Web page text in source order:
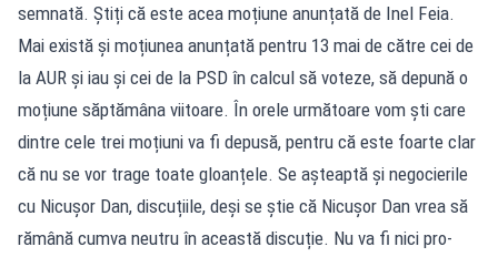
semnată. Știți că este acea moțiune anunțată de Inel Feia.
Mai există și moțiunea anunțată pentru 13 mai de către cei de
la AUR și iau și cei de la PSD în calcul să voteze, să depună o
moțiune săptămâna viitoare. În orele următoare vom ști care
dintre cele trei moțiuni va fi depusă, pentru că este foarte clar
că nu se vor trage toate gloanțele. Se așteaptă și negocierile
cu Nicușor Dan, discuțiile, deși se știe că Nicușor Dan vrea să
rămână cumva neutru în această discuție. Nu va fi nici pro-